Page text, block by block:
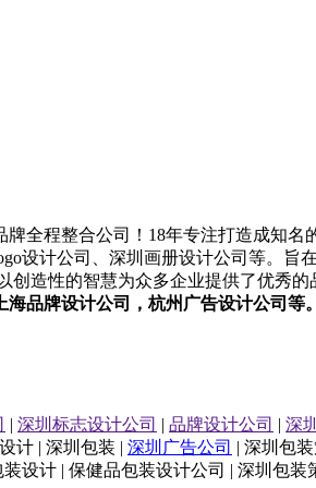
全程整合公司！18年专注打造成知名
设计公司 深圳 画册设计公司 等。旨
造性的智慧为众多企业提供了优秀
海品牌设计公司 ，杭州 广告设计公司等
| 深圳标志设计公司 | 品牌设计公司 | 深
计 | 深圳包装 | 深圳广告公司 | 深圳包
设计 | 保健品包装设计公司 | 深圳包